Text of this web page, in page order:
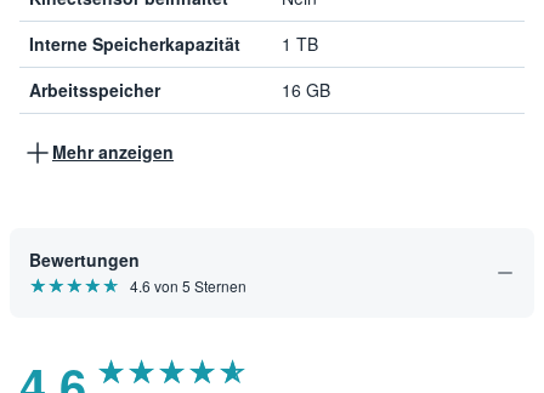
Interne Speicherkapazität
1 TB
Arbeitsspeicher
16 GB
Mehr anzeigen
Bewertungen
★★★★★
☆☆☆☆☆ 4.6 von 5 Sternen
★★★★★
☆☆☆☆☆